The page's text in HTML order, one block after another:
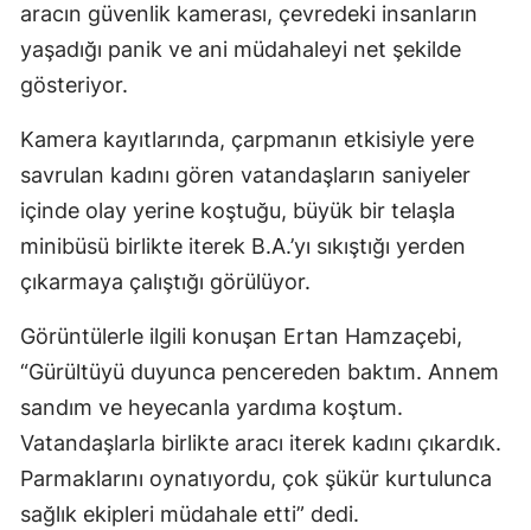
aracın güvenlik kamerası, çevredeki insanların
yaşadığı panik ve ani müdahaleyi net şekilde
gösteriyor.
Kamera kayıtlarında, çarpmanın etkisiyle yere
savrulan kadını gören vatandaşların saniyeler
içinde olay yerine koştuğu, büyük bir telaşla
minibüsü birlikte iterek B.A.’yı sıkıştığı yerden
çıkarmaya çalıştığı görülüyor.
Görüntülerle ilgili konuşan Ertan Hamzaçebi,
“Gürültüyü duyunca pencereden baktım. Annem
sandım ve heyecanla yardıma koştum.
Vatandaşlarla birlikte aracı iterek kadını çıkardık.
Parmaklarını oynatıyordu, çok şükür kurtulunca
sağlık ekipleri müdahale etti” dedi.